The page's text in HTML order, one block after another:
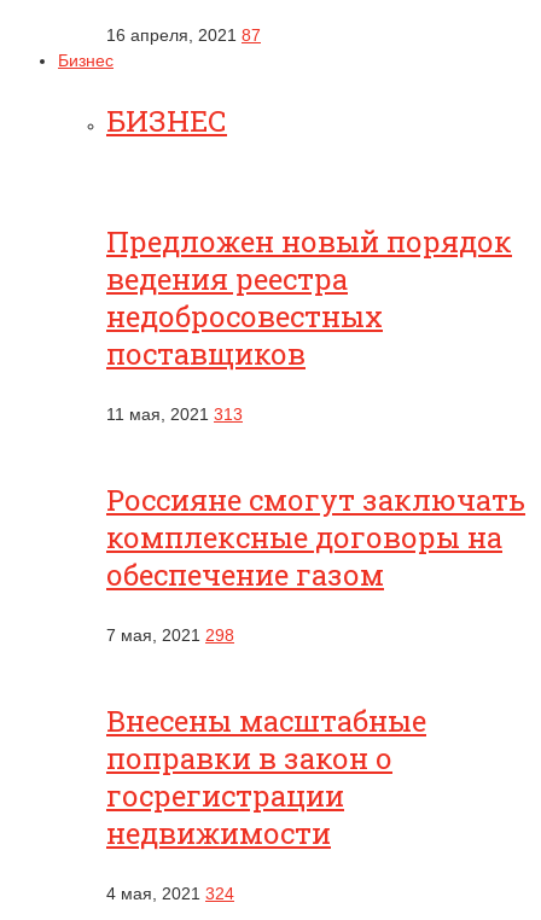
16 апреля, 2021 87
Бизнес
БИЗНЕС
Предложен новый порядок
ведения реестра
недобросовестных
поставщиков
11 мая, 2021 313
Россияне смогут заключать
комплексные договоры на
обеспечение газом
7 мая, 2021 298
Внесены масштабные
поправки в закон о
госрегистрации
недвижимости
4 мая, 2021 324